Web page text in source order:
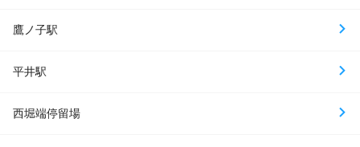
鷹ノ子駅
平井駅
西堀端停留場